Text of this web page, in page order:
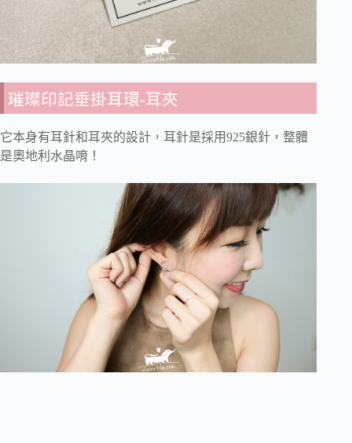
璀璨印記垂掛耳環-耳夾
它本身有耳針和耳夾的設計，耳針是採用925銀針，整體
是奧地利水晶唷！